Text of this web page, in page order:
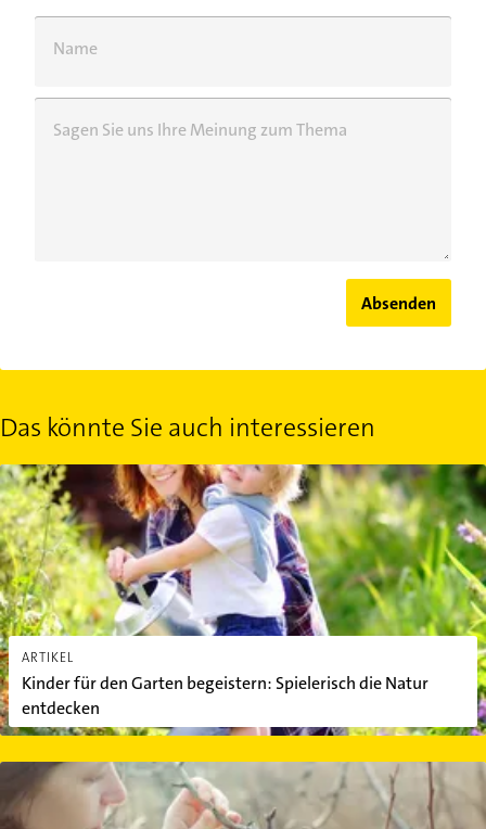
Name
Sagen Sie uns Ihre Meinung zum Thema
Absenden
Das könnte Sie auch interessieren
ARTIKEL
Kinder für den Garten begeistern: Spielerisch die Natur
entdecken
Kinder für den Garten begeistern: Spielerisch die Natur entdecken
Gartenarbeiten im Januar: Das ist zum Jahresbeginn zu tun